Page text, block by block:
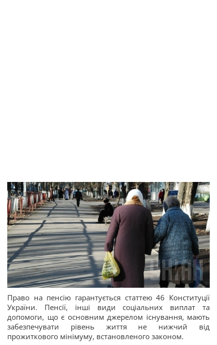
Право на пенсію гарантується статтею 46 Конституції
України. Пенсії, інші види соціальних виплат та
допомоги, що є основним джерелом існування, мають
забезпечувати рівень життя не нижчий від
прожиткового мінімуму, встановленого законом.